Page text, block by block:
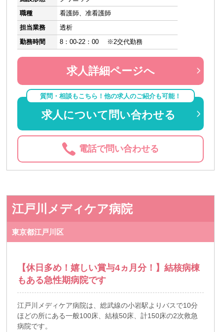
職種
看護師、准看護師
担当業務
透析
勤務時間
8：00-22：00 ※2交代勤務
求人詳細ページへ
質問・相談もこちら！他の求人のご紹介も可能！
求人について問い合わせる
電話で問い合わせる
江戸川メディケア病院
東京都江戸川区
【休日多め！嬉しい賞与4ヵ月分！】結核病棟
もある急性期病院です
江戸川メディケア病院は、総武線の小岩駅よりバスで10分
ほどの所にある一般100床、結核50床、計150床の2次救急
病院です。